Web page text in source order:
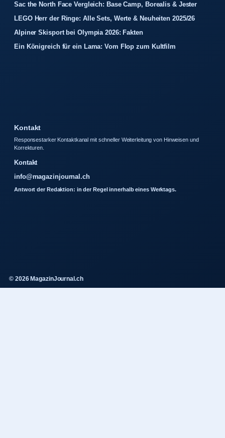
Sac the North Face Vergleich: Base Camp, Borealis & Jester
LEGO Herr der Ringe: Alle Sets, Werte & Neuheiten 2025/26
Alpiner Skisport bei Olympia 2026: Fakten
Ein Königreich für ein Lama: Vom Flop zum Kultfilm
Kontakt
Responsestarker Kontaktkanal mit schneller Weiterleitung von Hinweisen und
Korrekturen.
Kontakt
info@magazinjournal.ch
Antwort der Redaktion: in der Regel innerhalb eines Werktags.
© 2026 MagazinJournal.ch